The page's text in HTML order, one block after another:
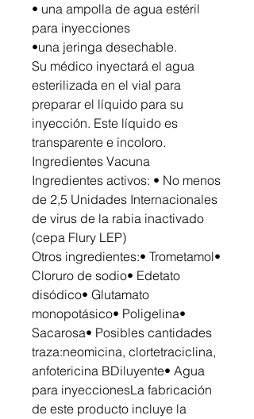
• una ampolla de agua estéril
para inyecciones
•una jeringa desechable.
Su médico inyectará el agua
esterilizada en el vial para
preparar el líquido para su
inyección. Este líquido es
transparente e incoloro.
Ingredientes Vacuna
Ingredientes activos: • No menos
de 2,5 Unidades Internacionales
de virus de la rabia inactivado
(cepa Flury LEP)
Otros ingredientes:• Trometamol•
Cloruro de sodio• Edetato
disódico• Glutamato
monopotásico• Poligelina•
Sacarosa• Posibles cantidades
traza:neomicina, clortetraciclina,
anfotericina BDiluyente• Agua
para inyeccionesLa fabricación
de este producto incluye la